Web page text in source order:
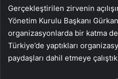
Gerçekleştirilen zirvenin
Yönetim Kurulu Başkanı Gürkan
organizasyonlarda bir katma
Türkiye’de yaptıkları
paydaşları dahil etmeye